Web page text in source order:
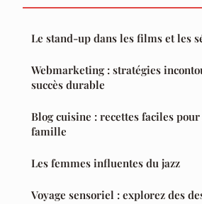
Le stand-up dans les films et les
Webmarketing : stratégies
succès durable
Blog cuisine : recettes faciles
famille
Les femmes influentes du jazz
Voyage sensoriel : explorez des